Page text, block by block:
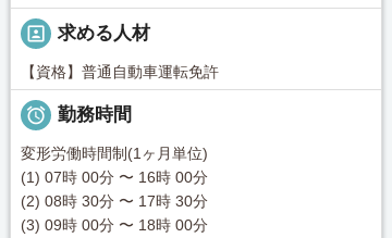
portrait 求める人材
【資格】普通自動車運転免許
 勤務時間
変形労働時間制(1ヶ月単位)
(1) 07時 00分 〜 16時 00分
(2) 08時 30分 〜 17時 30分
(3) 09時 00分 〜 18時 00分